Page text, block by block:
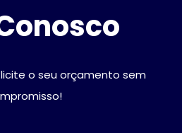
o seu orçamento sem